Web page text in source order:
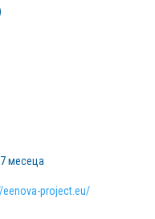
месеца
eenova-project.eu/